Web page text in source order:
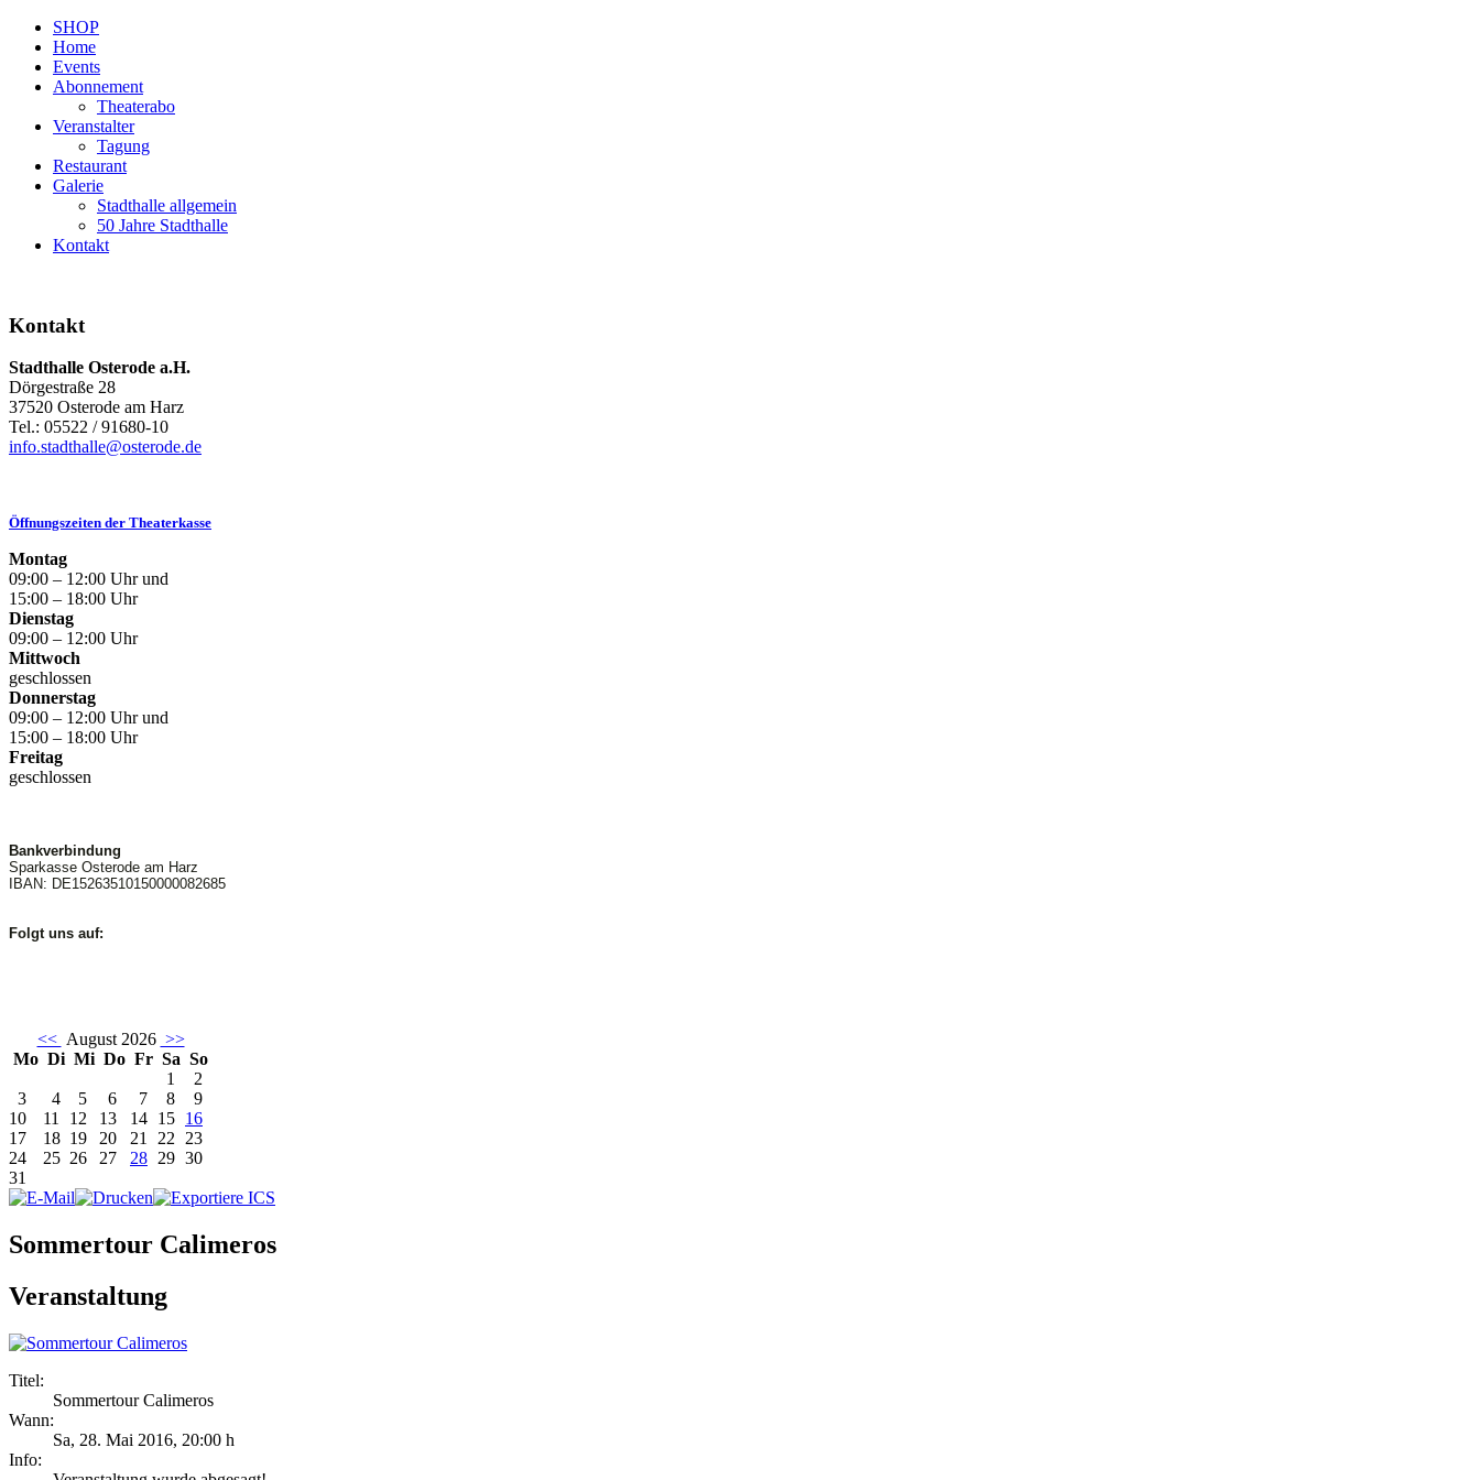
SHOP
Home
Events
Abonnement
Theaterabo
Veranstalter
Tagung
Restaurant
Galerie
Stadthalle allgemein
50 Jahre Stadthalle
Kontakt
Kontakt
Stadthalle Osterode a.H.
Dörgestraße 28
37520 Osterode am Harz
Tel.: 05522 / 91680-10
info.stadthalle@osterode.de
Öffnungszeiten der Theaterkasse
Montag
09:00 – 12:00 Uhr und
15:00 – 18:00 Uhr
Dienstag
09:00 – 12:00 Uhr
Mittwoch
geschlossen
Donnerstag
09:00 – 12:00 Uhr und
15:00 – 18:00 Uhr
Freitag
geschlossen
Bankverbindung
Sparkasse Osterode am Harz
IBAN: DE15263510150000082685
Folgt uns auf:
<< August 2026 >>
Mo Di Mi Do Fr Sa So
1
2
3
4 5 6 7 8
9
10
11 12 13 14 15 16
17
18 19 20 21 22 23
24
25 26 27 28 29 30
31
Sommertour Calimeros
Veranstaltung
Titel:
Sommertour Calimeros
Wann:
Sa, 28. Mai 2016, 20:00 h
Info: